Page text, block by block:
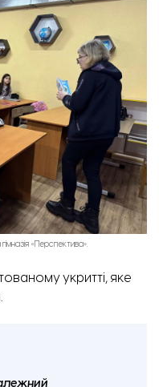
«Перспектива».
укритті, яке